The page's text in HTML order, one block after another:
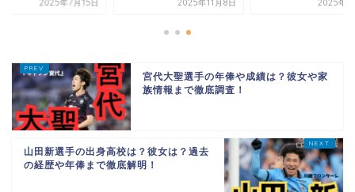
2025年7月15日 2025年11月8日 2025年7
宮代大聖選手の年俸や成績は？彼女や家
族情報まで徹底調査！
山田新選手の出身高校は？彼女は？過去
の経歴や年俸まで徹底解明！